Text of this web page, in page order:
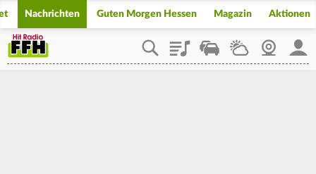
Nachrichten Guten Morgen Hessen Magazin Aktionen
PlaylistStaupilotWetterWebcam